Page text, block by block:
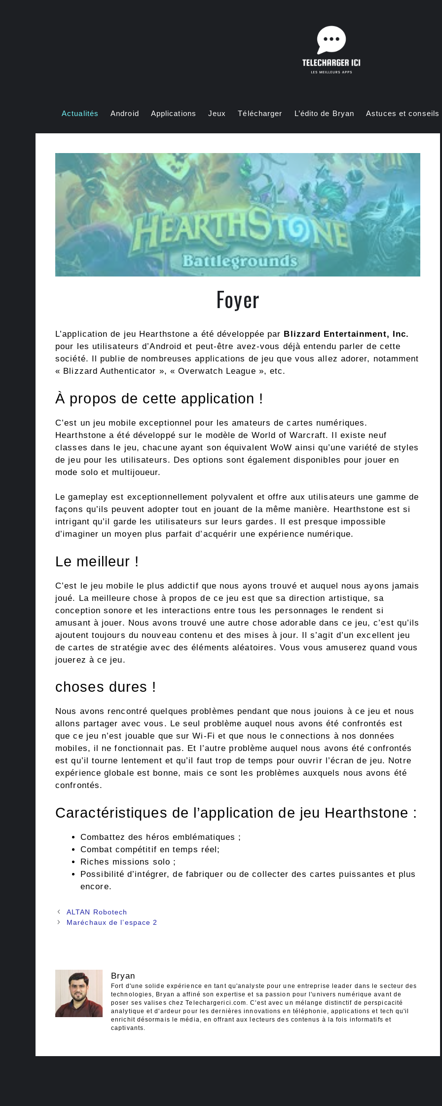
Actualités Android Applications Jeux Télécharger L’édito de Bryan Astuces et conseils
Foyer
L’application de jeu Hearthstone a été développée par Blizzard Entertainment, Inc.
pour les utilisateurs d’Android et peut-être avez-vous déjà entendu parler de cette
société. Il publie de nombreuses applications de jeu que vous allez adorer, notamment
« Blizzard Authenticator », « Overwatch League », etc.
À propos de cette application !
C’est un jeu mobile exceptionnel pour les amateurs de cartes numériques.
Hearthstone a été développé sur le modèle de World of Warcraft. Il existe neuf
classes dans le jeu, chacune ayant son équivalent WoW ainsi qu’une variété de styles
de jeu pour les utilisateurs. Des options sont également disponibles pour jouer en
mode solo et multijoueur.
Le gameplay est exceptionnellement polyvalent et offre aux utilisateurs une gamme de
façons qu’ils peuvent adopter tout en jouant de la même manière. Hearthstone est si
intrigant qu’il garde les utilisateurs sur leurs gardes. Il est presque impossible
d’imaginer un moyen plus parfait d’acquérir une expérience numérique.
Le meilleur !
C’est le jeu mobile le plus addictif que nous ayons trouvé et auquel nous ayons jamais
joué. La meilleure chose à propos de ce jeu est que sa direction artistique, sa
conception sonore et les interactions entre tous les personnages le rendent si
amusant à jouer. Nous avons trouvé une autre chose adorable dans ce jeu, c’est qu’ils
ajoutent toujours du nouveau contenu et des mises à jour. Il s’agit d’un excellent jeu
de cartes de stratégie avec des éléments aléatoires. Vous vous amuserez quand vous
jouerez à ce jeu.
choses dures !
Nous avons rencontré quelques problèmes pendant que nous jouions à ce jeu et nous
allons partager avec vous. Le seul problème auquel nous avons été confrontés est
que ce jeu n’est jouable que sur Wi-Fi et que nous le connections à nos données
mobiles, il ne fonctionnait pas. Et l’autre problème auquel nous avons été confrontés
est qu’il tourne lentement et qu’il faut trop de temps pour ouvrir l’écran de jeu. Notre
expérience globale est bonne, mais ce sont les problèmes auxquels nous avons été
confrontés.
Caractéristiques de l’application de jeu Hearthstone :
Combattez des héros emblématiques ;
Combat compétitif en temps réel;
Riches missions solo ;
Possibilité d’intégrer, de fabriquer ou de collecter des cartes puissantes et plus
encore.
Navigation
des
ALTAN Robotech
Maréchaux de l’espace 2
Bryan
Fort d'une solide expérience en tant qu'analyste pour une entreprise leader dans le secteur des
technologies, Bryan a affiné son expertise et sa passion pour l'univers numérique avant de
poser ses valises chez Telechargerici.com. C'est avec un mélange distinctif de perspicacité
analytique et d'ardeur pour les dernières innovations en téléphonie, applications et tech qu'il
enrichit désormais le média, en offrant aux lecteurs des contenus à la fois informatifs et
captivants.